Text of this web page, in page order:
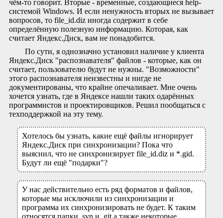
чём-то говорит. Вторые - временные, создающиеся help-
системой Windows. И если ненужность вторых не вызывает
вопросов, то file_id.diz иногда содержит в себе
определённую полезную информацию. Которая, как
считает Яндекс.Диск, вам не понадобится.
По сути, я однозначно установил наличие у клиента
Яндекс.Диск "распознавателя" файлов - которые, как он
считает, пользователю будут не нужны. "Возможности"
этого распознавателя неизвестны и нигде не
документированы, что крайне опечаливает. Мне очень
хочется узнать, где в Яндексе нашли таких одарённых
программистов и проектировщиков. Решил пообщаться с
техподдержкой на эту тему.
Хотелось бы узнать, какие ещё файлы игнорирует
Яндекс.Диск при синхронизации? Пока что
выяснил, что не синхронизирует file_id.diz и *.gid.
Будут ли ещё "подарки"?
У нас действительно есть ряд форматов и файлов,
которые мы исключили из синхронизации и
программа их синхронизировать не будет. К таким